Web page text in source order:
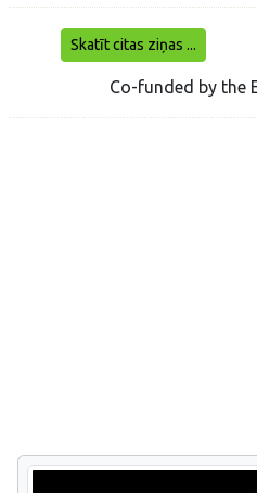
Skatīt citas ziņas ...
Co-funded by the